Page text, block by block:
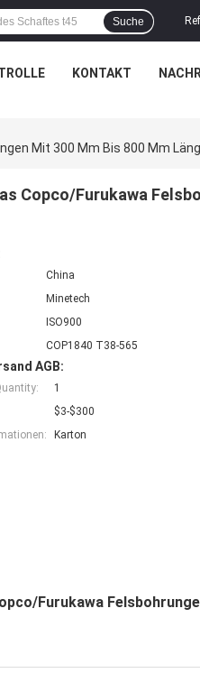
Suche
KONTAKT
Mit 300 Mm Bis 800 Mm
Copco/Furukawa
China
Minetech
ISO900
COP1840 T38-565
AGB:
1
$3-$300
Karton
Furukawa